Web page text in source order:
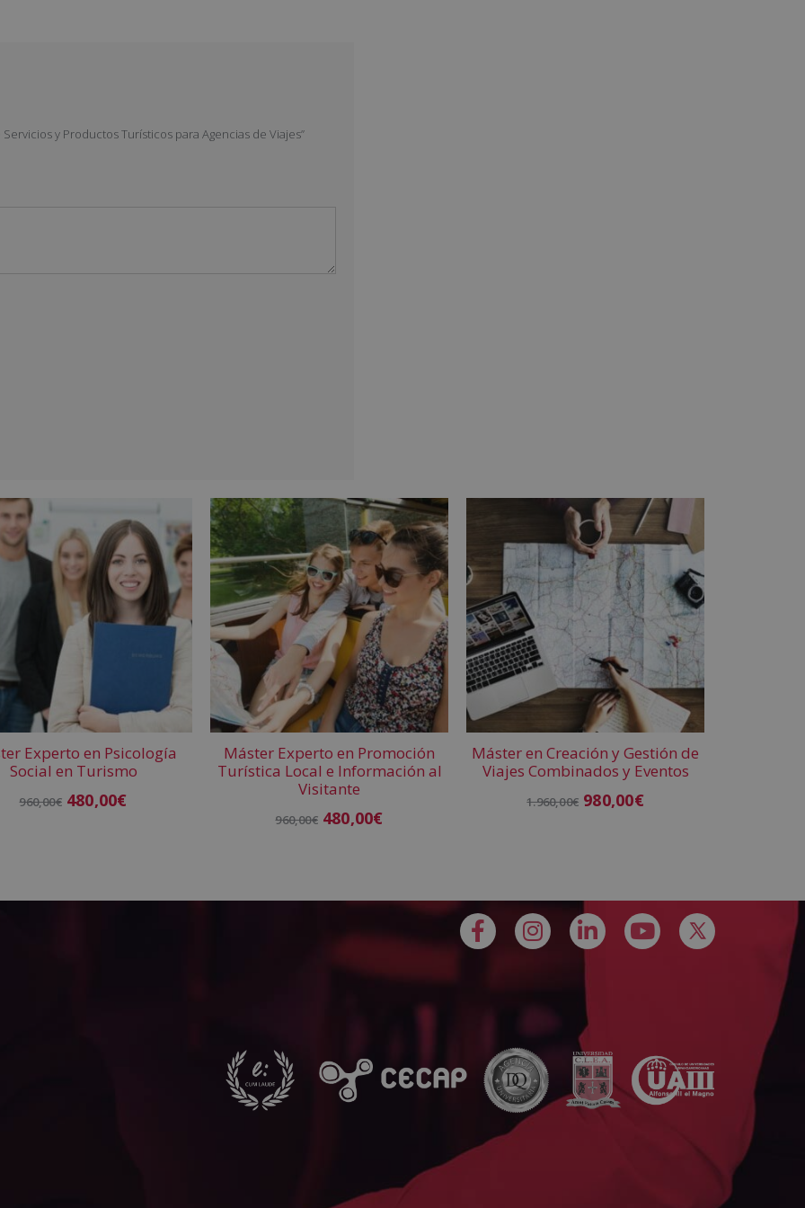
y Productos Turísticos para Agencias de Viajes”
Experto en Psicología
Social en Turismo
960,00€ 480,00€
Máster Experto en Promoción
Turística Local e Información al
Visitante
960,00€ 480,00€
Máster en Creación y Gestión de
Viajes Combinados y Eventos
1.960,00€ 980,00€